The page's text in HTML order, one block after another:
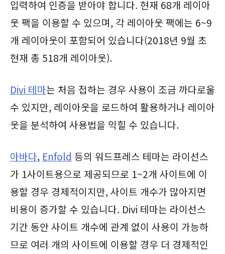
입력하여 인증을 받아야 합니다. 현재 68개 레이아
웃 팩을 이용할 수 있으며, 각 레이아웃 팩에는 6~9
개 레이아웃이 포함되어 있습니다(2018년 9월 초
현재 총 518개 레이아웃).
Divi 테마는 처음 접하는 경우 사용이 조금 까다로울
수 있지만, 레이아웃을 로드하여 활용하거나 레이아
웃을 분석하여 사용법을 익힐 수 있습니다.
아바다, Enfold 등의 워드프레스 테마는 라이선스
가 1사이트용으로 제공되므로 1~2개 사이트에 이
용할 경우 경제적이지만, 사이트 개수가 많아지면
비용이 증가할 수 있습니다. Divi 테마는 라이선스
기간 동안 사이트 개수에 관계 없이 사용이 가능하
므로 여러 개의 사이트에 이용할 경우 더 경제적인